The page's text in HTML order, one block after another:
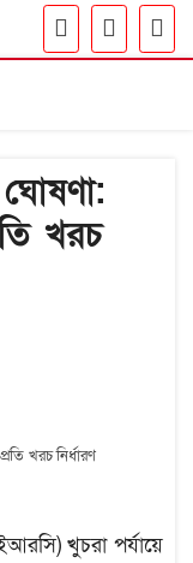
খরচ
খুচরা পর্যায়ে